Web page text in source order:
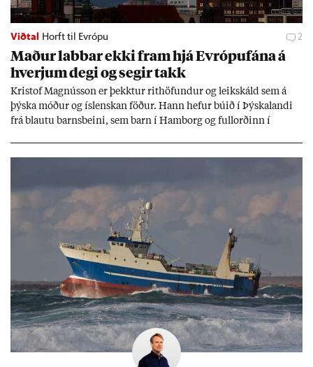
Viðtal Horft til Evrópu 2
Mað­ur labb­ar ekki fram hjá Evr­ópuf­ána á
hverj­um degi og seg­ir takk
Kri­stof Magnús­son er þekkt­ur rit­höf­und­ur og leik­skáld sem á
þýska móð­ur og ís­lensk­an föð­ur. Hann hef­ur bú­ið í Þýskalandi
frá blautu barns­beini, sem barn í Ham­borg og full­orð­inn í